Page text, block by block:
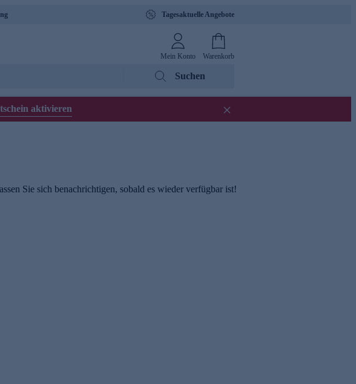
Tagesaktuelle Angebote
Mein Konto Warenkorb
Suchen
aktivieren
Sie sich benachrichtigen, sobald es wieder verfügbar ist!